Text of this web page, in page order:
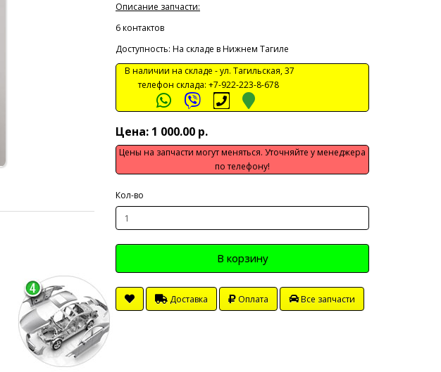
Описание запчасти:
6 контактов
Доступность: На складе в Нижнем Тагиле
В наличии на складе -ул. Тагильская, 37
телефон склада: +7-922-223-8-678
Цена: 1 000.00 р.
Цены на запчасти могут меняться. Уточняйте у менеджера
по телефону!
Кол-во
В корзину
Доставка Оплата Все запчасти